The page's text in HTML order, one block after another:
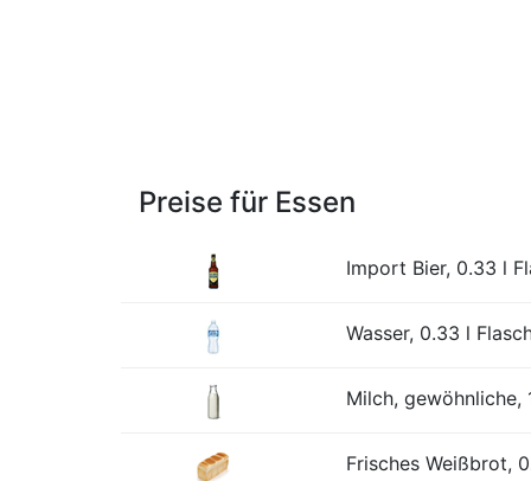
Preise für Essen
Import Bier, 0.33 l
Wasser, 0.33 l
Milch, gewöhnliche,
Frisches Weißbrot,